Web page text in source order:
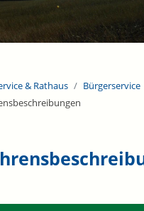
& Rathaus
Bürgerservice